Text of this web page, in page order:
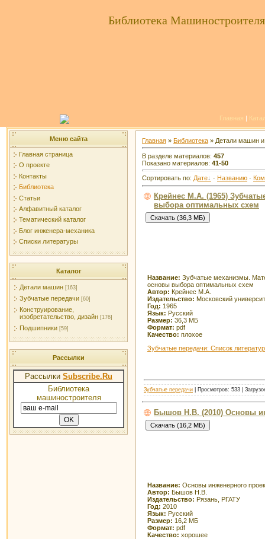
Библиотека Машиностроителя
Главная |
Меню сайта
Главная страница
О проекте
Контакты
Библиотека
Статьи
Алфавитный каталог
Тематический каталог
Блог инженера-механика
Списки литературы
Каталог
Детали машин [163]
Зубчатые передачи [60]
Конструирование,
изобретательство, дизайн [176]
Подшипники [59]
Рассылки
Рассылки Subscribe.Ru
Библиотека
машиностроителя
Главная » Библиотека » Детали машин и
В разделе материалов: 457
Показано материалов: 41-50
Сортировать по: Дате · Названию ·
Крейнес М.А. (1965)
выбора оптимальных схем
Название: Зубчатые механизмы.
основы выбора оптимальных схем
Автор: Крейнес М.А.
Издательство: Московский
Год: 1965
Язык: Русский
Размер: 36,3 МБ
Формат: pdf
Качество: плохое
Зубчатые передачи: Список
Зубчатые передачи | Просмотров: 533 |
Бышов Н.В. (2010) Основы
Название: Основы инженерного
Автор: Бышов Н.В.
Издательство: Рязань, РГАТУ
Год: 2010
Язык: Русский
Размер: 16,2 МБ
Формат: pdf
Качество: хорошее